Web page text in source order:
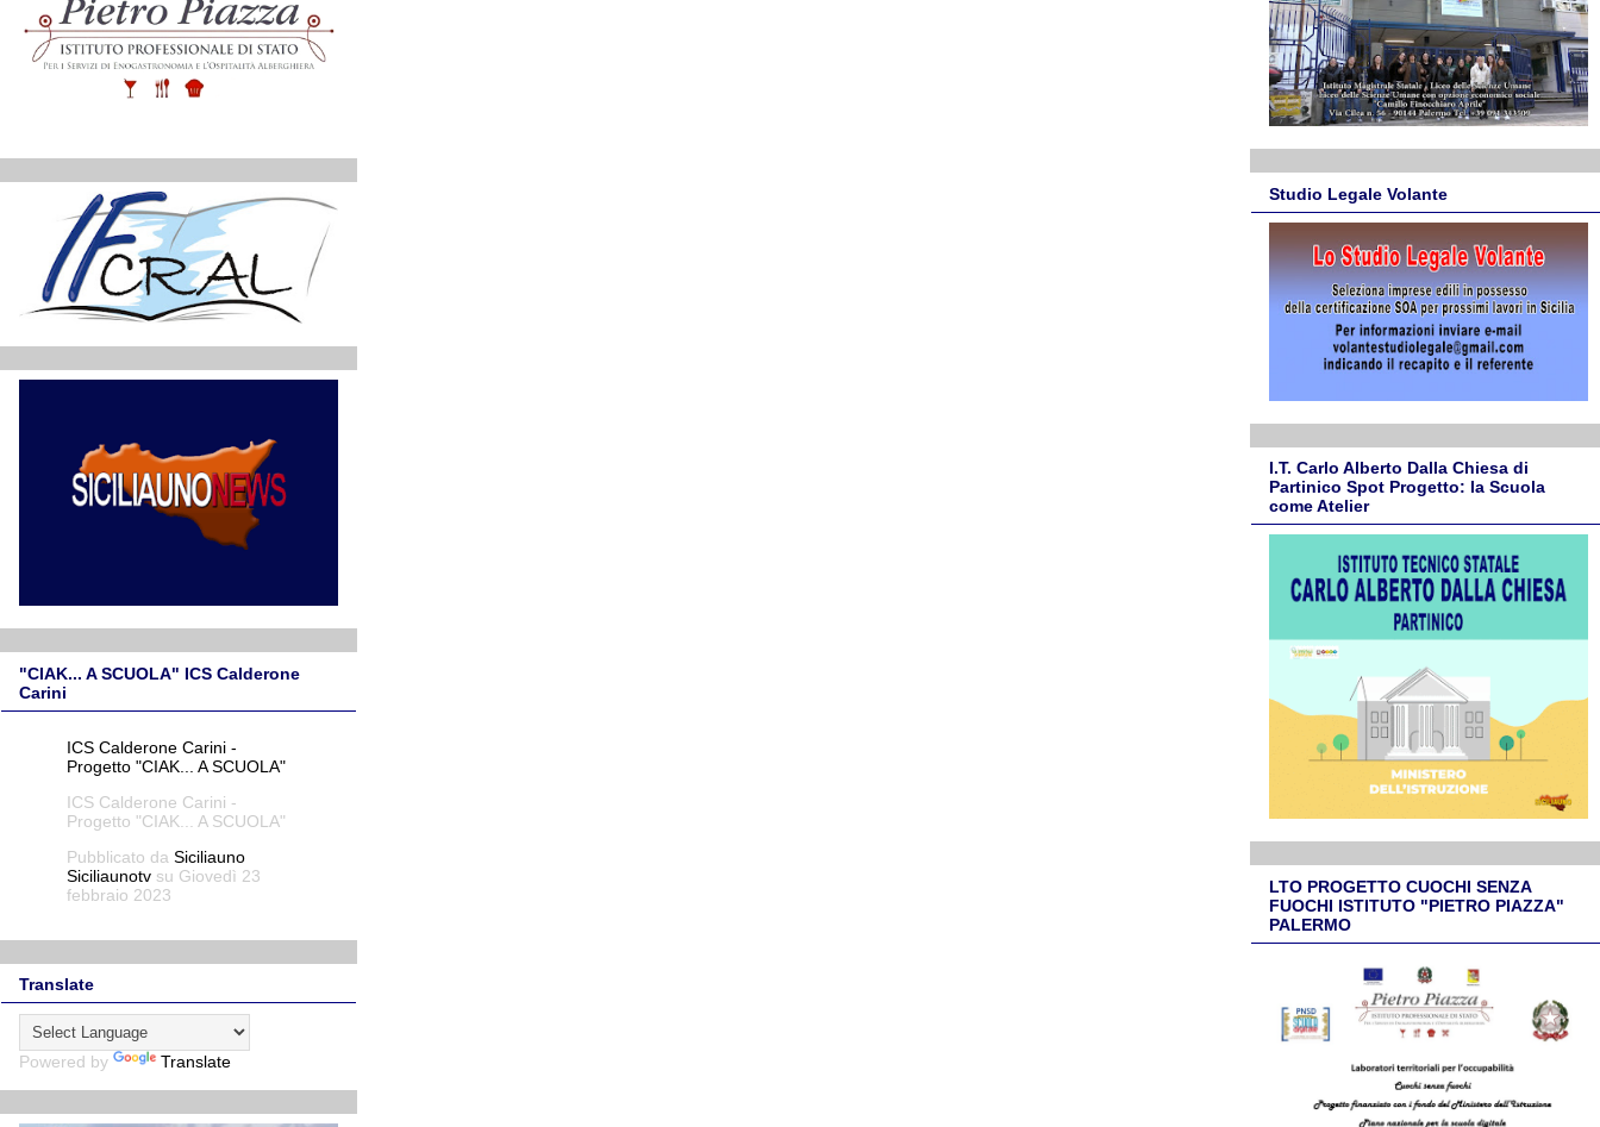
"CIAK... A SCUOLA" ICS Calderone
Carini
ICS Calderone Carini -
Progetto "CIAK... A SCUOLA"
ICS Calderone Carini -
Progetto "CIAK... A SCUOLA"
Pubblicato da Siciliauno
Siciliaunotv su Giovedì 23
febbraio 2023
Translate
Powered by Translate
Studio Legale Volante
I.T. Carlo Alberto Dalla Chiesa di
Partinico Spot Progetto: la Scuola
come Atelier
LTO PROGETTO CUOCHI SENZA
FUOCHI ISTITUTO "PIETRO PIAZZA"
PALERMO